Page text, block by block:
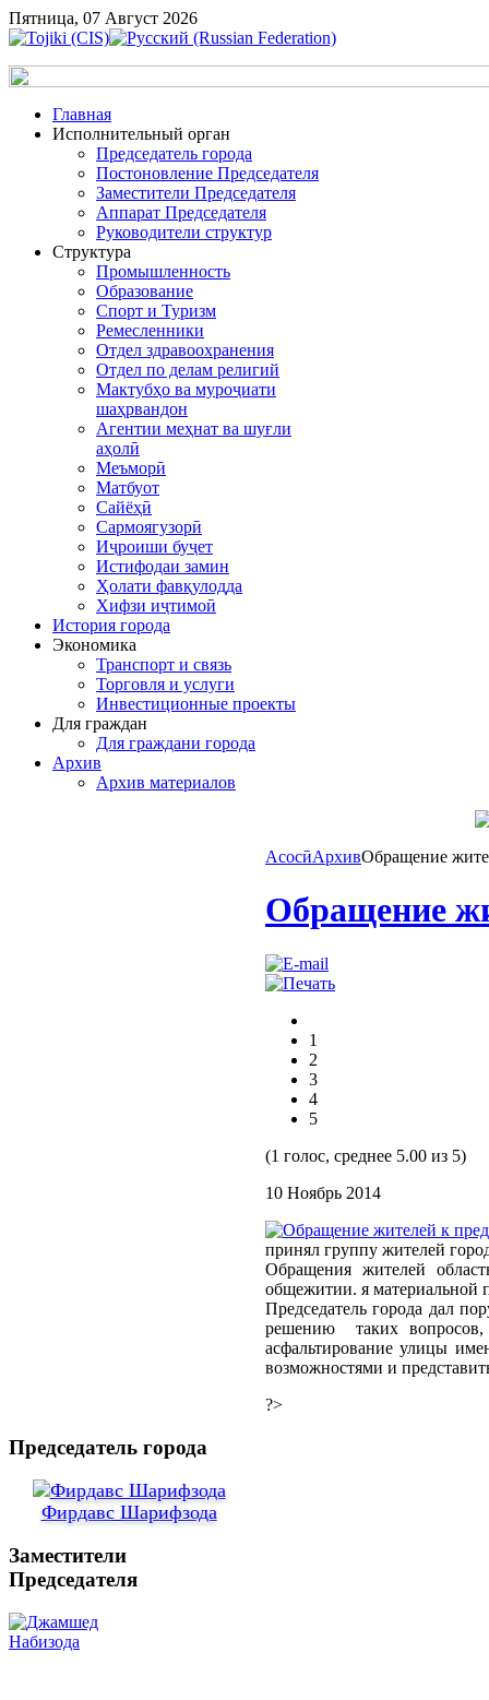
Пятница, 07 Август 2026
Главная
Исполнительный орган
Председатель города
Постоновление Председателя
Заместители Председателя
Аппарат Председателя
Руководители структур
Структура
Промышленность
Образование
Спорт и Туризм
Ремесленники
Отдел здравоохранения
Отдел по делам религий
Мактубҳо ва муроҷиати
шаҳрвандон
Агентии меҳнат ва шуғли
аҳолӣ
Меъморӣ
Матбуот
Сайёҳӣ
Сармоягузорӣ
Иҷроиши буҷет
Истифодаи замин
Ҳолати фавқулодда
Хифзи иҷтимоӣ
История города
Экономика
Транспорт и связь
Торговля и услуги
Инвестиционные проекты
Для граждан
Для граждани города
Архив
Архив материалов
АсосӣАрхивОбращение
Обращение
1
2
3
4
5
(1 голос, среднее 5.00 из 5)
10 Ноябрь 2014
принял группу жителей
Обращения жителей
общежитии. я материальной
Председатель города дал
решению таких вопросов,
асфальтирование улицы
возможностями и
?>
Председатель города
Фирдавс Шарифзода
Заместители
Председателя